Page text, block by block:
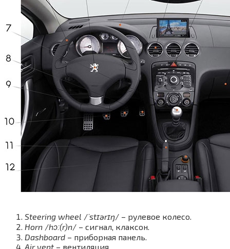
Steering wheel /ˈstɪərɪŋ/ – рулевое колесо.
Horn /hɔː(r)n/ – сигнал, клаксон.
Dashboard – приборная панель.
Air vent – вентиляция.